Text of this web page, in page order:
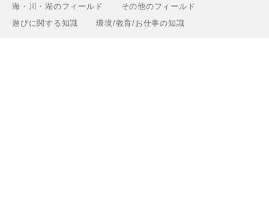
海・川・湖のフィールド
その他のフィールド
遊びに関する知識
環境/教育/お仕事の知識